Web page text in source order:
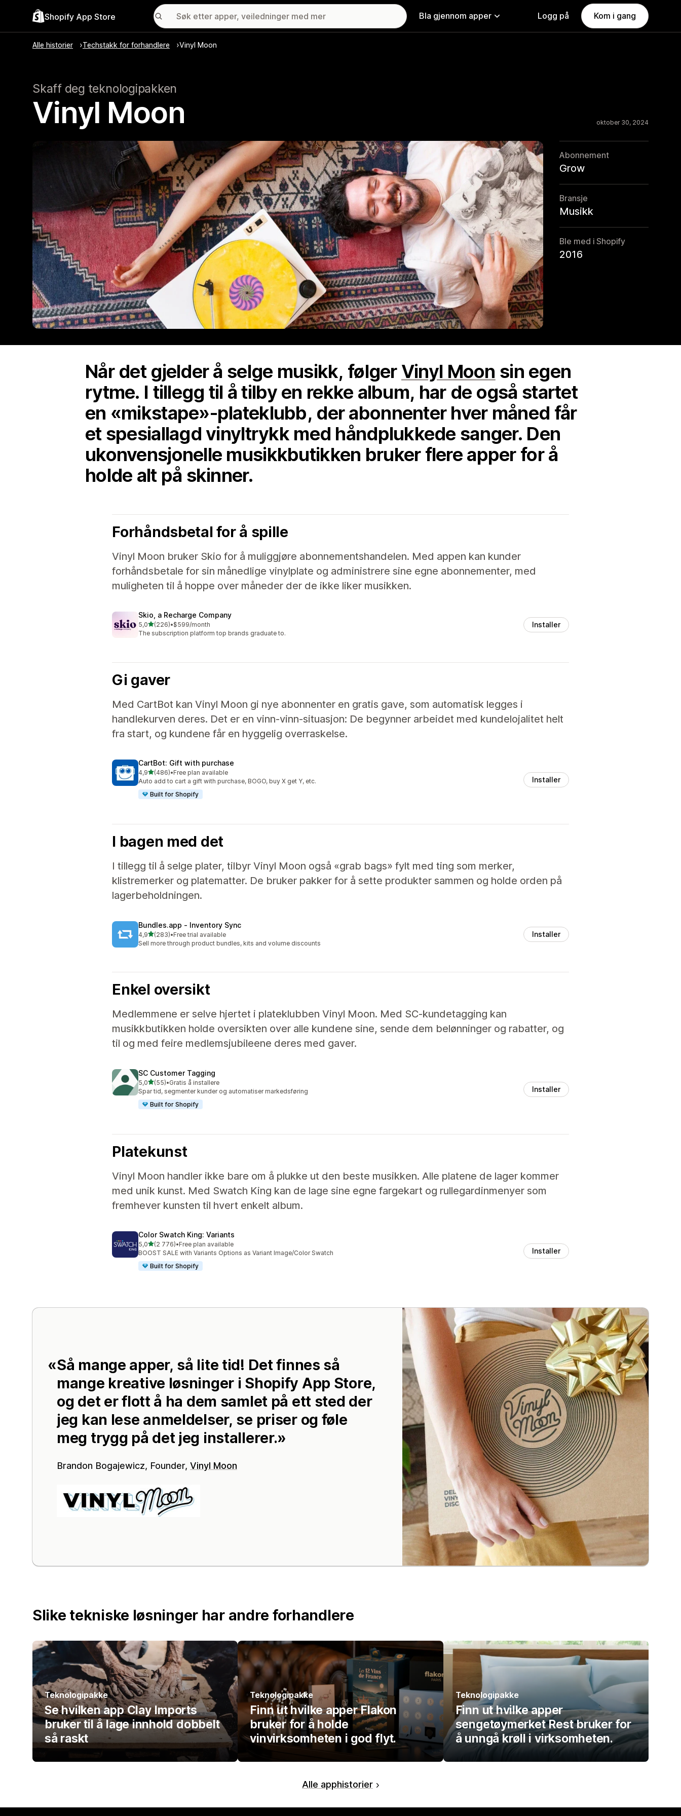
Shopify App Store Bla gjennom apper Logg på Kom i gang
Alle historier Techstakk for forhandlere Vinyl Moon
Skaff deg teknologipakken
Vinyl Moon oktober 30, 2024
Abonnement
Grow
Bransje
Musikk
Ble med i Shopify
2016
Når det gjelder å selge musikk, følger Vinyl Moon sin egen
rytme. I tillegg til å tilby en rekke album, har de også startet
en «mikstape»-plateklubb, der abonnenter hver måned får
et spesiallagd vinyltrykk med håndplukkede sanger. Den
ukonvensjonelle musikkbutikken bruker flere apper for å
holde alt på skinner.
Forhåndsbetal for å spille
Vinyl Moon bruker Skio for å muliggjøre abonnementshandelen. Med appen kan kunder
forhåndsbetale for sin månedlige vinylplate og administrere sine egne abonnementer, med
muligheten til å hoppe over måneder der de ikke liker musikken.
Skio, a Recharge Company
5,0av 5 stjerner
(226)
Totalt 226 omtaler
•$599/month
The subscription platform top brands graduate to.
Installer
Gi gaver
Med CartBot kan Vinyl Moon gi nye abonnenter en gratis gave, som automatisk legges i
handlekurven deres. Det er en vinn-vinn-situasjon: De begynner arbeidet med kundelojalitet helt
fra start, og kundene får en hyggelig overraskelse.
CartBot: Gift with purchase
4,9av 5 stjerner
(486)
Totalt 486 omtaler
•Free plan available
Auto add to cart a gift with purchase, BOGO, buy X get Y, etc.
Built for Shopify
Installer
I bagen med det
I tillegg til å selge plater, tilbyr Vinyl Moon også «grab bags» fylt med ting som merker,
klistremerker og platematter. De bruker pakker for å sette produkter sammen og holde orden på
lagerbeholdningen.
Bundles.app ‑ Inventory Sync
4,9av 5 stjerner
(283)
Totalt 283 omtaler
•Free trial available
Sell more through product bundles, kits and volume discounts
Installer
Enkel oversikt
Medlemmene er selve hjertet i plateklubben Vinyl Moon. Med SC-kundetagging kan
musikkbutikken holde oversikten over alle kundene sine, sende dem belønninger og rabatter, og
til og med feire medlemsjubileene deres med gaver.
SC Customer Tagging
5,0av 5 stjerner
(55)
Totalt 55 omtaler
•Gratis å installere
Spar tid, segmenter kunder og automatiser markedsføring
Built for Shopify
Installer
Platekunst
Vinyl Moon handler ikke bare om å plukke ut den beste musikken. Alle platene de lager kommer
med unik kunst. Med Swatch King kan de lage sine egne fargekart og rullegardinmenyer som
fremhever kunsten til hvert enkelt album.
Color Swatch King: Variants
5,0av 5 stjerner
(2 776)
Totalt 2776 omtaler
•Free plan available
BOOST SALE with Variants Options as Variant Image/Color Swatch
Built for Shopify
Installer
Så mange apper, så lite tid! Det finnes så
mange kreative løsninger i Shopify App Store,
og det er flott å ha dem samlet på ett sted der
jeg kan lese anmeldelser, se priser og føle
meg trygg på det jeg installerer.
Brandon Bogajewicz, Founder, Vinyl Moon
Slike tekniske løsninger har andre forhandlere
Teknologipakke
Se hvilken app Clay Imports
bruker til å lage innhold dobbelt
så raskt
Teknologipakke
Finn ut hvilke apper Flakon
bruker for å holde
vinvirksomheten i god flyt.
Teknologipakke
Finn ut hvilke apper
sengetøymerket Rest bruker for
å unngå krøll i virksomheten.
Alle apphistorier